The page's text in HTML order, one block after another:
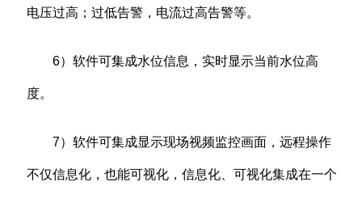
电压过高；过低告警，电流过高告警等。
6）软件可集成水位信息，实时显示当前水位高
度。
7）软件可集成显示现场视频监控画面，远程操作
不仅信息化，也能可视化，信息化、可视化集成在一个